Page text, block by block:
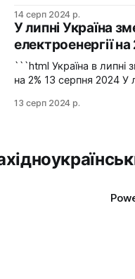
аварійну допомогу зі Словаччини.
вчорашній день, 13
аварійну допомогу з
йдеться в
передачі. Експорт
14 серп 2024 р.
У липні Україна
електроенергії на
```html Україна в липні зменшила імпорт електроенергії
на 2% 13 серпня 2024 У липні 2024 року імпорт
червнем. Експорт
13 серп 2024 р.